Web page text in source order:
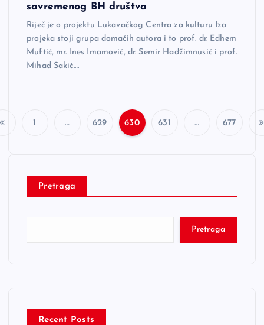
savremenog BH društva
Riječ je o projektu Lukavačkog Centra za kulturu Iza
projeka stoji grupa domaćih autora i to prof. dr. Edhem
Muftić, mr. Ines Imamović, dr. Semir Hadžimnusić i prof.
Mihad Sakić.…
P
s
1 … 629 630 631 … 677
Pretraga
Pretraga
Recent Posts